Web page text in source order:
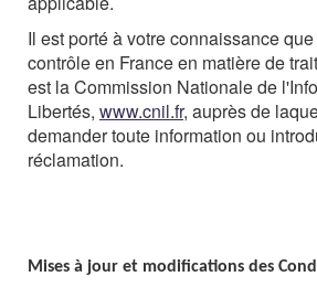
Il est porté à votre connaissance que
contrôle en France en matière de
est la Commission Nationale de
Libertés, www.cnil.fr, auprès de
demander toute information ou
réclamation.
Mises à jour et modifications des